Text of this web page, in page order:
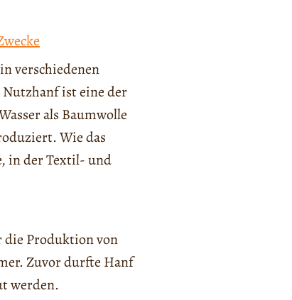
verschiedenen
ist eine der
als Baumwolle
Wie das
in der Textil- und
die Produktion von
Zuvor durfte Hanf
werden.